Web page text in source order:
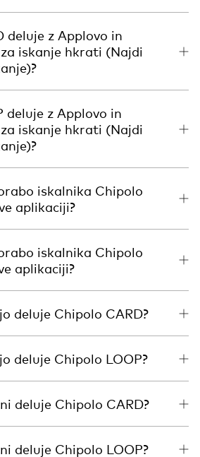
deluje z Applovo in
iskanje hkrati (Najdi
deluje z Applovo in
iskanje hkrati (Najdi
iskalnika Chipolo
aplikaciji?
iskalnika Chipolo
aplikaciji?
deluje Chipolo CARD?
deluje Chipolo LOOP?
deluje Chipolo CARD?
deluje Chipolo LOOP?